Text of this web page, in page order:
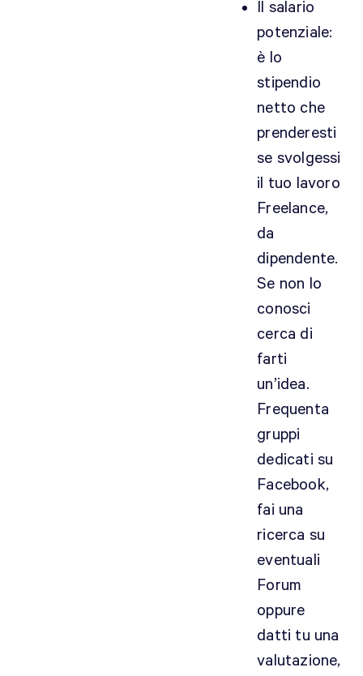
Il salario
potenziale:
è lo
stipendio
netto che
prenderesti
se svolgessi
il tuo lavoro
Freelance,
da
dipendente.
Se non lo
conosci
cerca di
farti
un’idea.
Frequenta
gruppi
dedicati su
Facebook,
fai una
ricerca su
eventuali
Forum
oppure
datti tu una
valutazione,